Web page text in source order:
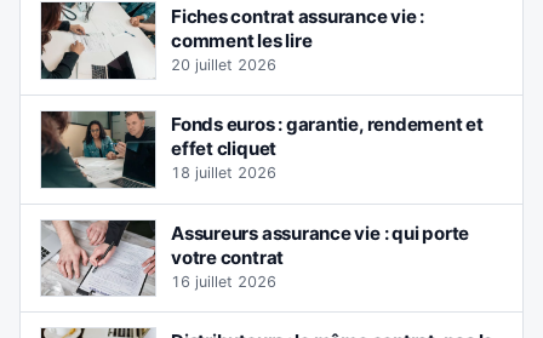
Fiches contrat assurance vie :
comment les lire
20 juillet 2026
Fonds euros : garantie, rendement et
effet cliquet
18 juillet 2026
Assureurs assurance vie : qui porte
votre contrat
16 juillet 2026